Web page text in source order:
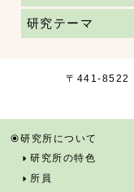
研究テーマ
〒441-8522
研究所について
研究所の特色
所員